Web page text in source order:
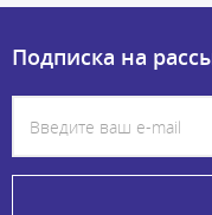
Подписка на